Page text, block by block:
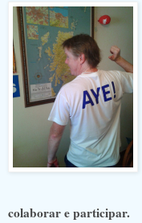
colaborar e participar.